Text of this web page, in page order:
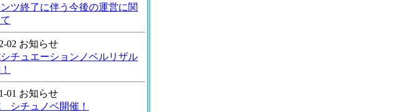
ツ終了に伴う今後の運営に関
02 お知らせ
チュエーションノベルリザル
01 お知らせ
シチュノベ開催！